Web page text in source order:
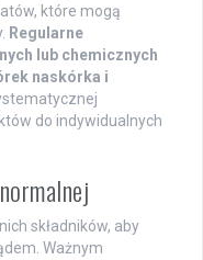
które mogą
Regularne
lub chemicznych
naskórka i
do indywidualnych
składników, aby
Ważnym